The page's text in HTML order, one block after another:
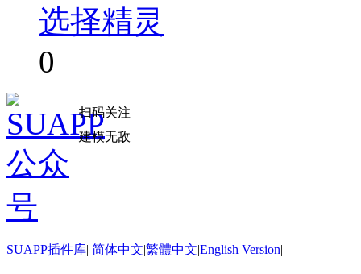
选择精灵
0
扫码关注
建模无敌
SUAPP插件库| 简体中文|繁體中文|English Version|